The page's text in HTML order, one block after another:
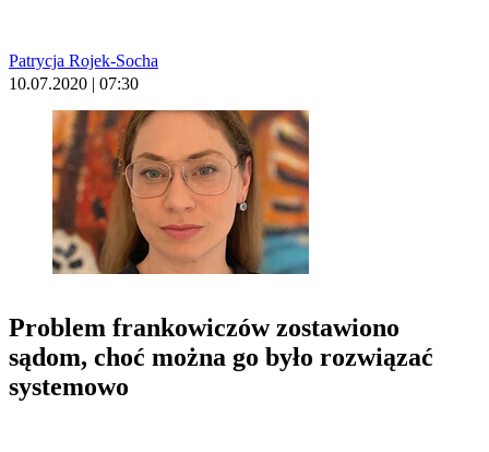
Patrycja Rojek-Socha
10.07.2020 | 07:30
Problem frankowiczów zostawiono
sądom, choć można go było rozwiązać
systemowo